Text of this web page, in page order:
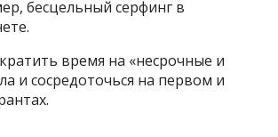
бесцельный серфинг в
время на «несрочные и
и сосредоточься на первом и